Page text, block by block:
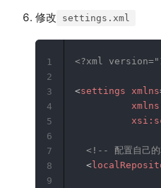
修改 settings.xml
<?xml
<settings xmlns
xsi:
<!-- 配置自己
<
1
2
3
4
5
6
7
8
9